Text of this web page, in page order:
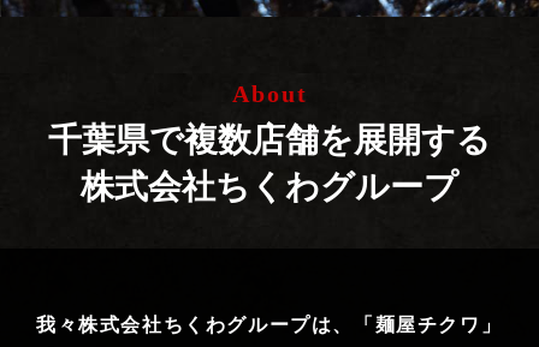
About
千葉県で複数店舗を展開する
株式会社ちくわグループ
我々株式会社ちくわグループは、
「麺屋チクワ」